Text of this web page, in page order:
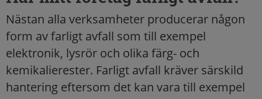
Nästan alla verksamheter producerar någon
form av farligt avfall som till exempel
elektronik, lysrör och olika färg- och
kemikalierester. Farligt avfall kräver särskild
hantering eftersom det kan vara till exempel